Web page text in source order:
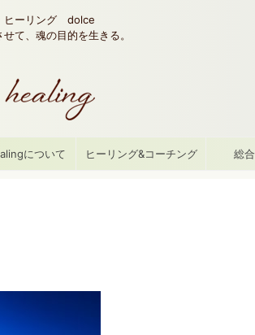
ヒーリング dolce
て、魂の目的を生きる。
について ヒーリング&コーチング 総